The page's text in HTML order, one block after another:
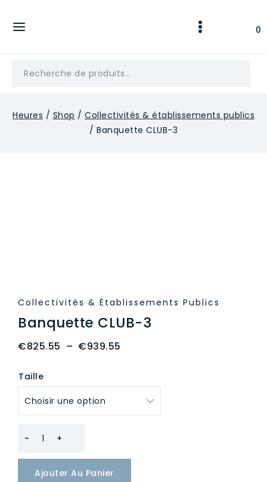
0
Recherche
Heures / Shop / Collectivités & établissements publics
/ Banquette CLUB-3
Collectivités & Établissements Publics
Banquette CLUB-3
€825.55 – €939.55
€825.55
à
Taille
quantité
Banquette
Ajouter Au Panier